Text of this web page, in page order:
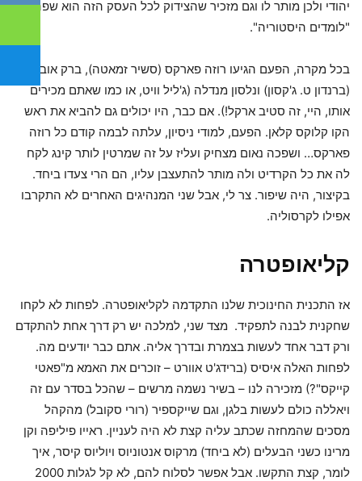
יהודי ולכן מותר לו וגם מזכיר שהצידוק לכל העסק הזה הוא שפה
"לומדים היסטוריה".
בכל מקרה, הפעם הגיעו רוזה פארקס (סשיר זמאטה), ברק אובמה
(ברנדון ט. ג'קסון) ונלסון מנדלה (ג'ליל וויט, או כמו שאתם מכירים
אותו, היי, זה סטיב ארקל!). אם כבר, היו יכולים גם להביא את ראש
הקו קלוקס קלאן. הפעם, למודי ניסיון, עלתה לבמה קודם כל רוזה
פארקס… ושפכה נאום מצחיק ועליז על זה שמרטין לותר קינג לקח
לה את כל הקרדיט ולה מותר להתעצבן עליו, הם הרי צעדו ביחד.
בקיצור, היה שיפור. צר לי, אבל שני המנהיגים האחרים לא התקרבו
אפילו לקרסוליה.
קליאופטרה
אז התכנית החינוכית שלנו התקדמה לקליאופטרה. לפחות לא לקחו
שחקנית לבנה לתפקיד. מצד שני, למלכה יש רק דרך אחת להתקדם
ורק דבר אחד לעשות בצמרת ובדרך אליה. אתם כבר יודעים מה.
לפחות האלה איסיס (ברידג'ט אוורט – זוכרים את האמא מ"פאטי
קייקס"?) מזכירה לנו – בשיר נשמה מרשים – שהכל בסדר עם זה
ויאללה כולם לעשות בלגן, וגם שייקספיר (רורי סקובל) מהקהל
מסכים שהמחזה שכתב עליה קצת לא היה לעניין. ראייו פיליפה וקן
מרינו כשני הבעלים (לא ביחד) מרקוס אנטוניוס ויוליוס קיסר, איך
לומר, קצת התקשו. אבל אפשר לסלוח להם, לא קל לגלות 2000